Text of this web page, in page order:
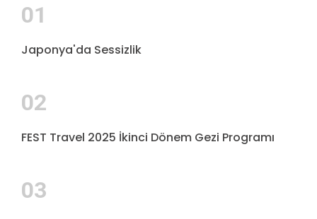
01
Japonya'da Sessizlik
02
FEST Travel 2025 İkinci Dönem Gezi Programı
03